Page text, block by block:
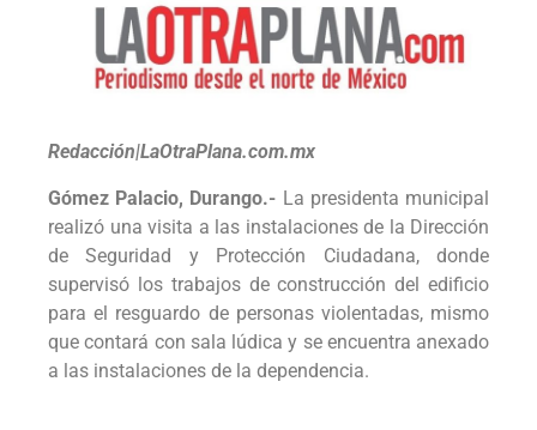
Redacción|LaOtraPlana.com.mx
Gómez Palacio, Durango.- La presidenta municipal
realizó una visita a las instalaciones de la Dirección
de Seguridad y Protección Ciudadana, donde
supervisó los trabajos de construcción del edificio
para el resguardo de personas violentadas, mismo
que contará con sala lúdica y se encuentra anexado
a las instalaciones de la dependencia.